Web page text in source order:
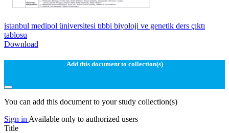
istanbul medipol üniversitesi tıbbi biyoloji ve genetik ders çıktı
tablosu
Download
Add this document to collection(s)
You can add this document to your study collection(s)
Sign in Available only to authorized users
Title